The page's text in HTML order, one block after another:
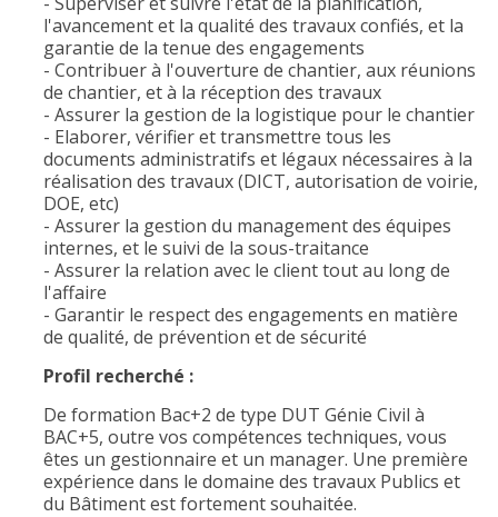
l'avancement et la qualité des travaux confiés, et la
garantie de la tenue des engagements
- Contribuer à l'ouverture de chantier, aux réunions
de chantier, et à la réception des travaux
- Assurer la gestion de la logistique pour le chantier
- Elaborer, vérifier et transmettre tous les
documents administratifs et légaux nécessaires à la
réalisation des travaux (DICT, autorisation de voirie,
DOE, etc)
- Assurer la gestion du management des équipes
internes, et le suivi de la sous-traitance
- Assurer la relation avec le client tout au long de
l'affaire
- Garantir le respect des engagements en matière
de qualité, de prévention et de sécurité
Profil recherché :
De formation Bac+2 de type DUT Génie Civil à
BAC+5, outre vos compétences techniques, vous
êtes un gestionnaire et un manager. Une première
expérience dans le domaine des travaux Publics et
du Bâtiment est fortement souhaitée.